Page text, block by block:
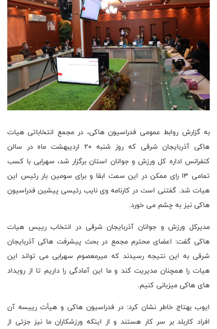
به گزارش روابط عمومی فدراسیون هاکی، در مجمع انتخاباتی هیات
هاکی آذربایجان ‌شرقی که روز شنبه 20 اردیبهشت ماه در سالن
کنفرانس اداره کل ورزش و جوانان استان برگزار شد، سهرابی با کسب
تمامی 13 رای ممکن در این سمت ابقا و برای سومین بار رئیس این
هیات شد. گفتنی است در کارنامه وی نایب رئیسی پیشین فدراسیون
هاکی نیز به چشم می خورد.
مدیرکل ورزش و جوانان آذربایجان شرقی در انتخاب رییس هیات
هاکی گفت: اعضای محترم مجمع در بحث پیشرفت هاکی آذربایجان
شرقی به این نتیجه رسیدند که میرمعصوم سهرابی می تواند این
هیات را همچنان مدیریت کند و ما این آمادگی را داریم تا از رویداد
های هاکی میزبانی کنیم.
ایوب بهتاج خاطر نشان کرد: در فدراسیون هاکی و هیأت‌ رییسه آن
افراد کاربلد بر سر کار هستند و از اینکه ورزشکاران ما نیز جزئی از